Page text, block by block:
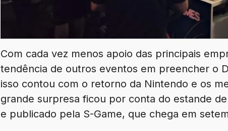
Com cada vez menos apoio das principais
tendência de outros eventos em preencher o
isso contou com o retorno da Nintendo e os
grande surpresa ficou por conta do estande
e publicado pela S-Game, que chega em